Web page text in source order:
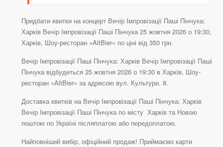
Придбати квитки на концерт Вечір Імпровізації Паші Пінчука:
Харків Вечір Імпровізації Паші Пінчука 25 жовтня 2026 о 19:30,
Харків, Шоу-ресторан «AltBier» по ціні від 350 грн.
Вечір Імпровізації Паші Пінчука: Харків Вечір Імпровізації Паші
Пінчука відбудеться 25 жовтня 2026 о 19:30 в Харків, Шоу-
ресторан «AltBier» за адресою вул. Культури. 8.
Доставка квитків на Вечір Імпровізації Паші Пінчука: Харків
Вечір Імпровізації Паші Пінчука по місту Харків та Новою
поштою по Україні післяплатою або передоплатою.
Найповніший вибір, офіційний продаж! Приймаємо карти